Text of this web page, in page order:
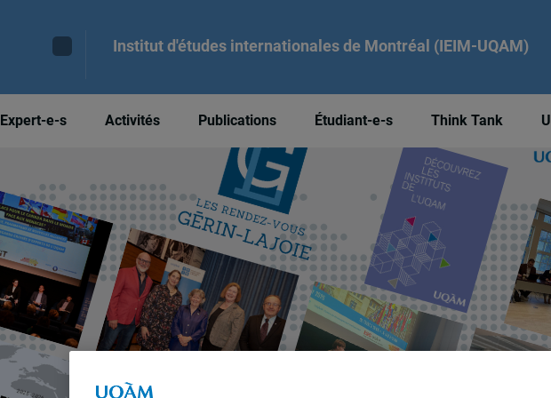
Institut d'études internationales de Montréal (IEIM-UQAM)
Expert-e-s Activités Publications Étudiant-e-s Think Tank